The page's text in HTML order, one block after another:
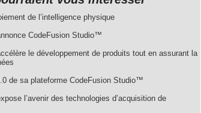
de l’intelligence physique
CodeFusion Studio™
le développement de produits tout en assurant la
de sa plateforme CodeFusion Studio™
l’avenir des technologies d’acquisition de